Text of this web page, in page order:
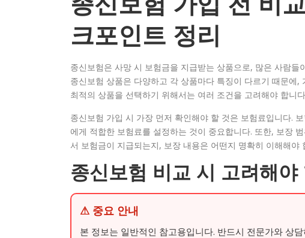
크포인트 정리
종신보험은 사망 시 보험금을 지급받는 상품으로, 많은 사람
종신보험 상품은 다양하고 각 상품마다 특징이 다르기 때문에
최적의 상품을 선택하기 위해서는 여러 조건을 고려해야 합니
종신보험 가입 시 가장 먼저 확인해야 할 것은 보험료입니다.
에게 적합한 보험료를 설정하는 것이 중요합니다. 또한, 보장
서 보험금이 지급되는지, 보장 내용은 어떤지 명확히 이해해야
종신보험 비교 시 고려해야
⚠ 중요 안내
본 정보는 일반적인 참고용입니다. 반드시 전문가와 상담